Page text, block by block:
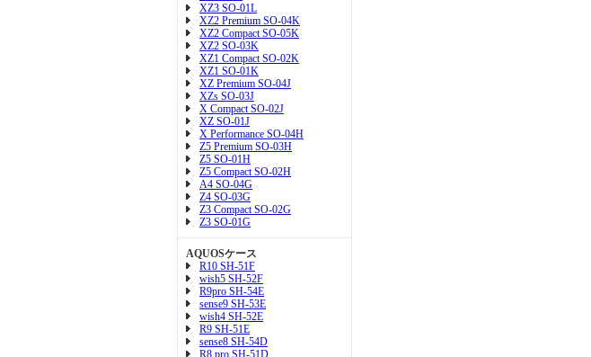
XZ3 SO-01L
XZ2 Premium SO-04K
XZ2 Compact SO-05K
XZ2 SO-03K
XZ1 Compact SO-02K
XZ1 SO-01K
XZ Premium SO-04J
XZs SO-03J
X Compact SO-02J
XZ SO-01J
X Performance SO-04H
Z5 Premium SO-03H
Z5 SO-01H
Z5 Compact SO-02H
A4 SO-04G
Z4 SO-03G
Z3 Compact SO-02G
Z3 SO-01G
AQUOSケース
R10 SH-51F
wish5 SH-52F
R9pro SH-54E
sense9 SH-53E
wish4 SH-52E
R9 SH-51E
sense8 SH-54D
R8 pro SH-51D